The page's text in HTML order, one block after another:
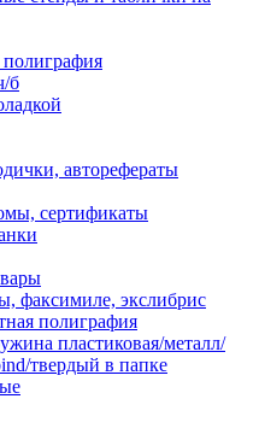
полиграфия
б
авторефераты
сертификаты
факсимиле, экслибрис
полиграфия
пластиковая/металл/
твердый в папке